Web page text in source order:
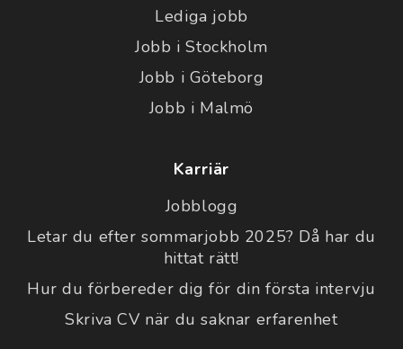
Lediga jobb
Jobb i Stockholm
Jobb i Göteborg
Jobb i Malmö
Karriär
Jobblogg
Letar du efter sommarjobb 2025? Då har du
hittat rätt!
Hur du förbereder dig för din första intervju
Skriva CV när du saknar erfarenhet